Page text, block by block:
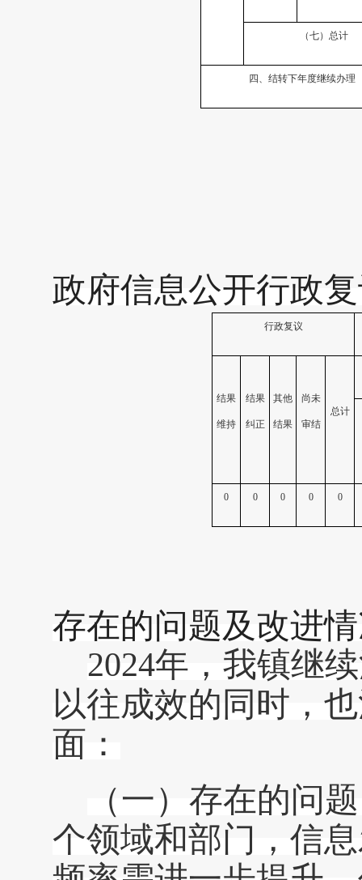
（七）总计
四、结转下年度继续办理
政府信息公开行政
行政复议
结果
维持
结果
纠正
其他
结果
尚未
审结
总计
0 0 0 0 0
存在的问题及改进
2024年，我镇继
以往成效的同时，
面：
（一）存在的问题
个领域和部门，信